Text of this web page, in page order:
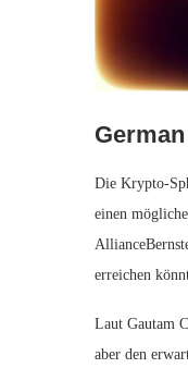
German
Die Krypto-
einen
erreichen
Laut Gautam
aber den